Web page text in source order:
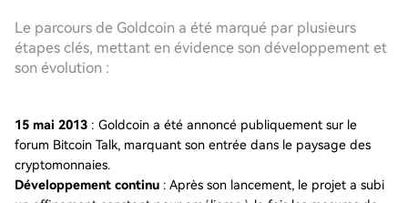
Le parcours de Goldcoin a été marqué par plusieurs
étapes clés, mettant en évidence son développement et
son évolution :
15 mai 2013 : Goldcoin a été annoncé publiquement sur le
forum Bitcoin Talk, marquant son entrée dans le paysage des
cryptomonnaies.
Développement continu : Après son lancement, le projet a subi